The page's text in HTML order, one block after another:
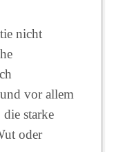
nicht
vor allem
starke
oder